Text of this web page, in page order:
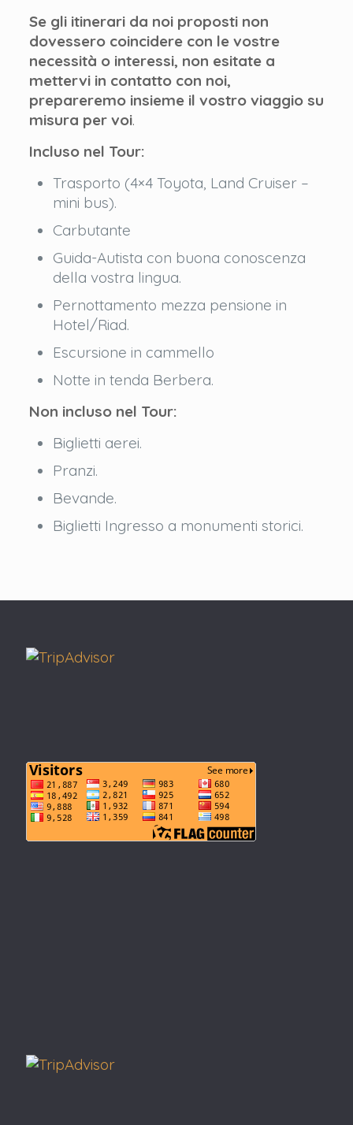
Se gli itinerari da noi proposti non
dovessero coincidere con le vostre
necessità o interessi, non esitate a
mettervi in contatto con noi,
prepareremo insieme il vostro viaggio su
misura per voi.
Incluso nel Tour:
Trasporto (4×4 Toyota, Land Cruiser –
mini bus).
Carbutante
Guida-Autista con buona conoscenza
della vostra lingua.
Pernottamento mezza pensione in
Hotel/Riad.
Escursione in cammello
Notte in tenda Berbera.
Non incluso nel Tour:
Biglietti aerei.
Pranzi.
Bevande.
Biglietti Ingresso a monumenti storici.